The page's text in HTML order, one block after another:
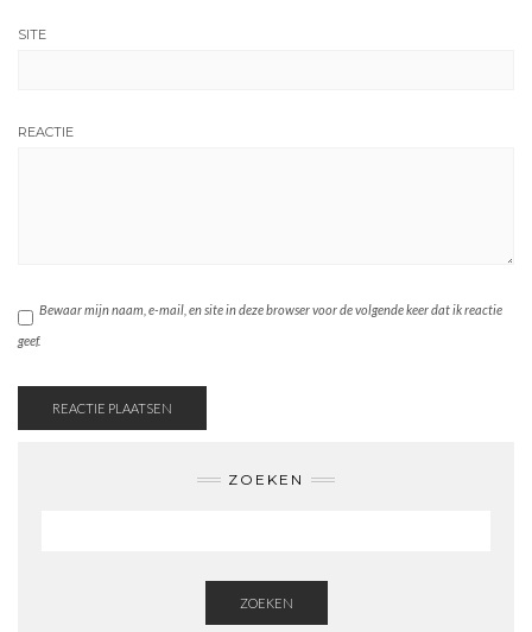
SITE
REACTIE
Bewaar mijn naam, e-mail, en site in deze browser voor de volgende keer dat ik reactie
geef.
ZOEKEN
ZOEKEN